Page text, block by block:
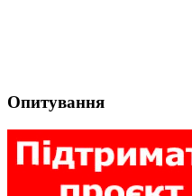
Опитування